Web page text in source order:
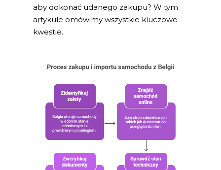
aby dokonać udanego zakupu? W tym
artykule omówimy wszystkie kluczowe
kwestie.